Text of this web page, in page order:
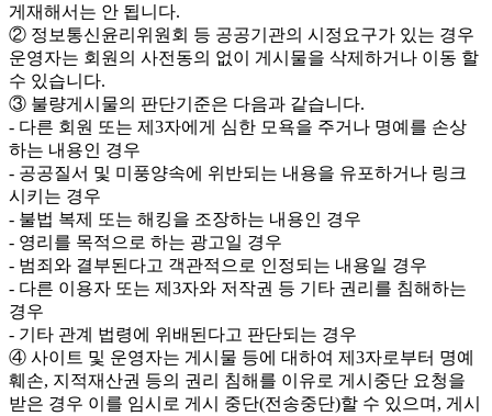
게재해서는 안 됩니다.
② 정보통신윤리위원회 등 공공기관의 시정요구가 있는 경우
운영자는 회원의 사전동의 없이 게시물을 삭제하거나 이동 할
수 있습니다.
③ 불량게시물의 판단기준은 다음과 같습니다.
- 다른 회원 또는 제3자에게 심한 모욕을 주거나 명예를 손상
하는 내용인 경우
- 공공질서 및 미풍양속에 위반되는 내용을 유포하거나 링크
시키는 경우
- 불법 복제 또는 해킹을 조장하는 내용인 경우
- 영리를 목적으로 하는 광고일 경우
- 범죄와 결부된다고 객관적으로 인정되는 내용일 경우
- 다른 이용자 또는 제3자와 저작권 등 기타 권리를 침해하는
경우
- 기타 관계 법령에 위배된다고 판단되는 경우
④ 사이트 및 운영자는 게시물 등에 대하여 제3자로부터 명예
훼손, 지적재산권 등의 권리 침해를 이유로 게시중단 요청을
받은 경우 이를 임시로 게시 중단(전송중단)할 수 있으며, 게시